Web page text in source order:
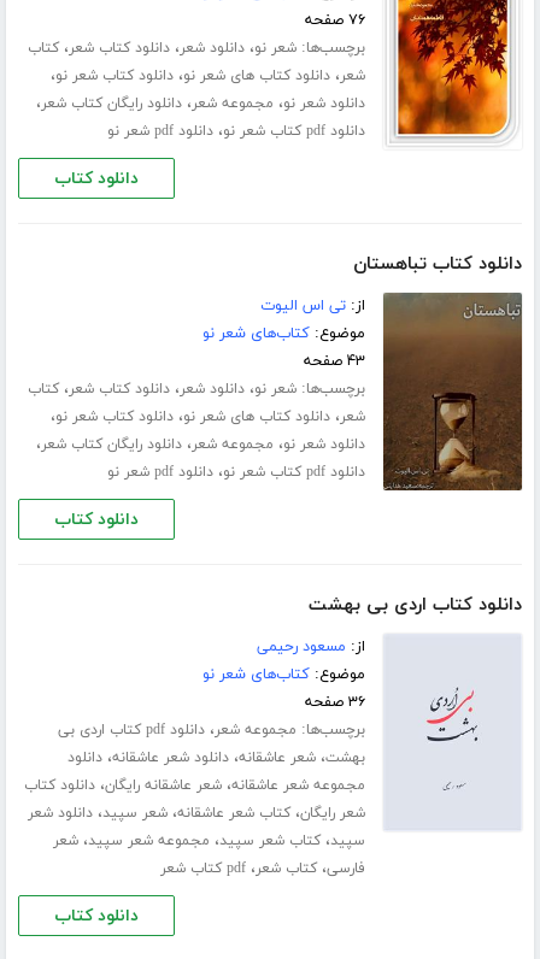
۷۶ صفحه
برچسب‌ها:شعر نو،دانلود شعر،دانلود کتاب شعر،کتاب
شعر،دانلود کتاب های شعر نو،دانلود کتاب شعر نو،
دانلود شعر نو، مجموعه شعر،دانلود رایگان کتاب شعر،
دانلود pdf کتاب شعر نو ،دانلود pdf شعر نو
دانلود کتاب
دانلود کتاب تباهستان
از:تی اس الیوت
موضوع:کتاب‌های شعر نو
۴۳ صفحه
برچسب‌ها:شعر نو،دانلود شعر،دانلود کتاب شعر،کتاب
شعر،دانلود کتاب های شعر نو،دانلود کتاب شعر نو،
دانلود شعر نو، مجموعه شعر،دانلود رایگان کتاب شعر،
دانلود pdf کتاب شعر نو ،دانلود pdf شعر نو
دانلود کتاب
دانلود کتاب اردی بی بهشت
از: مسعود رحیمی
موضوع:کتاب‌های شعر نو
۳۶ صفحه
برچسب‌ها: مجموعه شعر،
دانلود pdf کتاب اردی بی
بهشت،شعر عاشقانه،دانلود شعر عاشقانه،دانلود
مجموعه شعر عاشقانه،شعر عاشقانه رایگان،دانلود کتاب
شعر رایگان،کتاب شعر عاشقانه،شعر سپید،دانلود شعر
سپید،کتاب شعر سپید، مجموعه شعر سپید،شعر
فارسی،کتاب شعر،pdf کتاب شعر
دانلود کتاب